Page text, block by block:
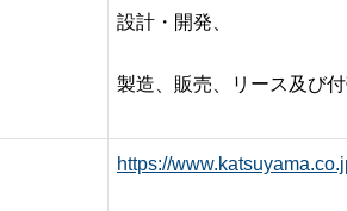
設計・開発、
製造、販売、リース及び
https://